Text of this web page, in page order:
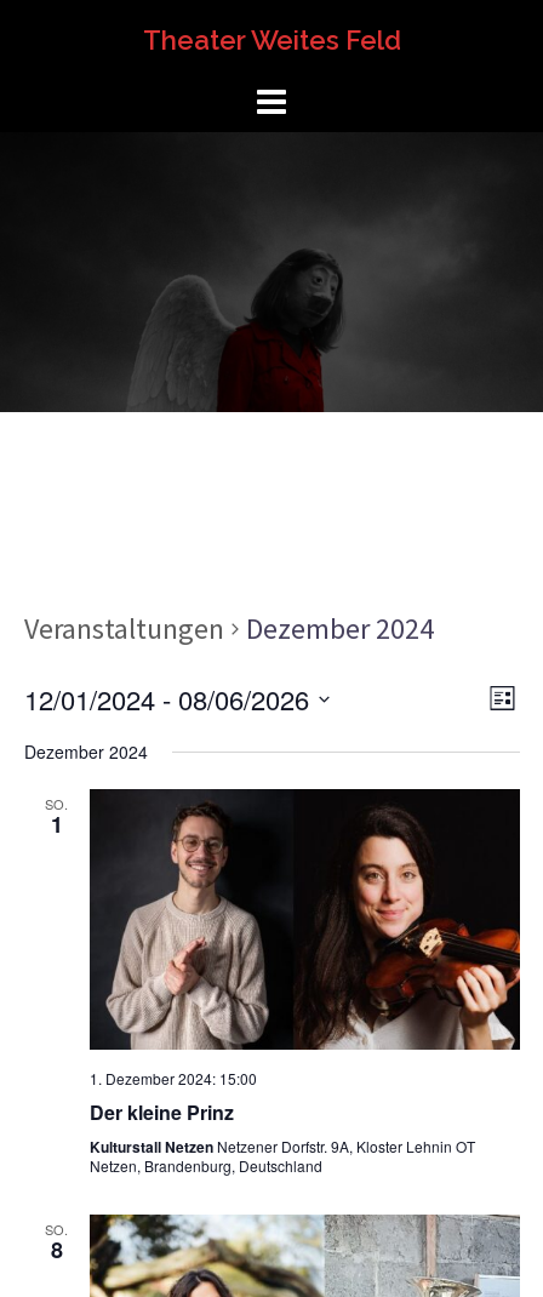
Theater Weites Feld
Veranstaltungen Dezember 2024
LISTE
12/01/2024 - 08/06/2026
Dezember 2024
SO.
1
1. Dezember 2024: 15:00
Der kleine Prinz
Kulturstall Netzen Netzener Dorfstr. 9A, Kloster Lehnin OT
Netzen, Brandenburg, Deutschland
SO.
8